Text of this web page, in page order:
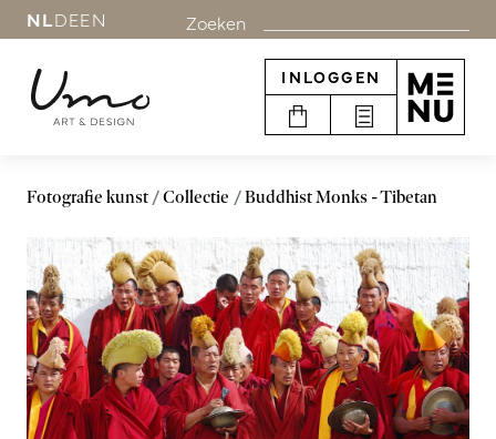
NLDEEN Zoeken
INLOGGEN
Fotografie kunst Collectie Buddhist Monks - Tibetan